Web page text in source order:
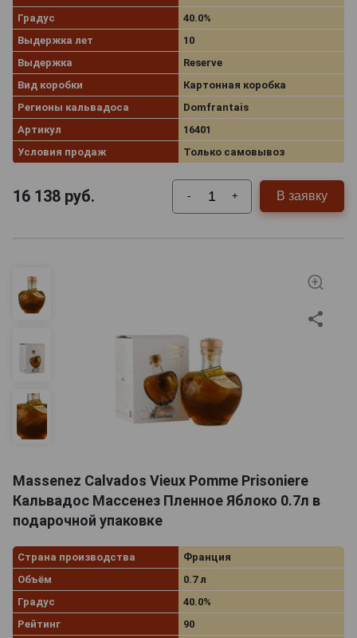
Градус
40.0%
Выдержка лет
10
Выдержка
Reserve
Вид коробки
Картонная коробка
Регионы кальвадоса
Domfrantais
Артикул
16401
Условия продаж
Только самовывоз
16 138 руб. - + В заявку
Massenez Calvados Vieux Pomme Prisoniere
Кальвадос Массенез Пленное Яблоко 0.7л в
подарочной упаковке
Страна производства
Франция
Объём
0.7 л
Градус
40.0%
Рейтинг
90